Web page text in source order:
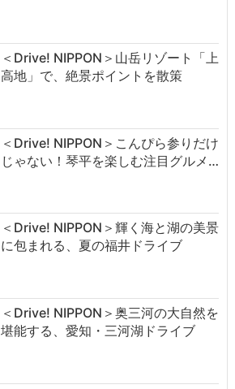
＜Drive! NIPPON＞山岳リゾート「上
高地」で、絶景ポイントを散策
＜Drive! NIPPON＞こんぴら参りだけ
じゃない！琴平を楽しむ注目グルメ…
＜Drive! NIPPON＞輝く海と湖の美景
に包まれる、夏の福井ドライブ
＜Drive! NIPPON＞奥三河の大自然を
堪能する、愛知・三河湖ドライブ